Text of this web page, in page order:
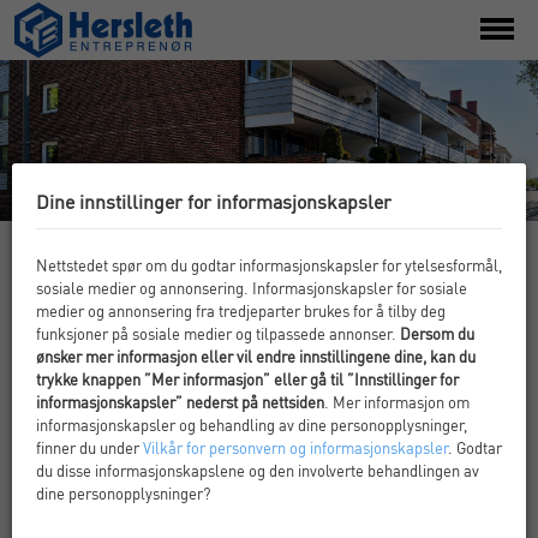
menu
SAMEIET OVE RAMMSGT. 14, FREDRIKSTAD
Rehabilitering av fasader og oppganger i
totalentreprise for Sameiet Ove Rammsgt. 14.
Fasaderehabilitering av balkonger, inkludert nye vinduer og
dører til leiligheter og i trappeoppganger, inkl. el. og
malerarbeider.
Dine innstillinger for informasjonskapsler
Nettstedet spør om du godtar informasjonskapsler for ytelsesformål,
sosiale medier og annonsering. Informasjonskapsler for sosiale
medier og annonsering fra tredjeparter brukes for å tilby deg
funksjoner på sosiale medier og tilpassede annonser. Dersom du
ønsker mer informasjon eller vil endre innstillingene dine, kan du
trykke knappen ”Mer informasjon” eller gå til ”Innstillinger for
informasjonskapsler” nederst på nettsiden . Mer informasjon om
informasjonskapsler og behandling av dine personopplysninger,
finner du underVilkår for personvern og informasjonskapsler. Godtar
du disse informasjonskapslene og den involverte behandlingen av
dine personopplysninger?